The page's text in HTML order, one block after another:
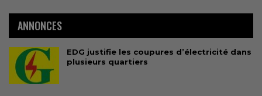
ANNONCES
EDG justifie les coupures d’électricité dans
plusieurs quartiers